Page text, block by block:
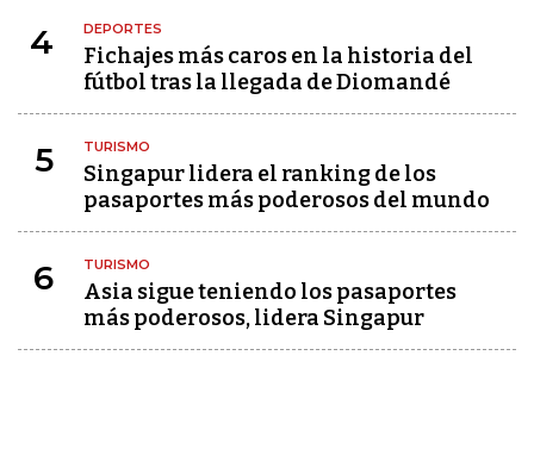
4 DEPORTES
Fichajes más caros en la historia del
fútbol tras la llegada de Diomandé
5 TURISMO
Singapur lidera el ranking de los
pasaportes más poderosos del mundo
6 TURISMO
Asia sigue teniendo los pasaportes
más poderosos, lidera Singapur